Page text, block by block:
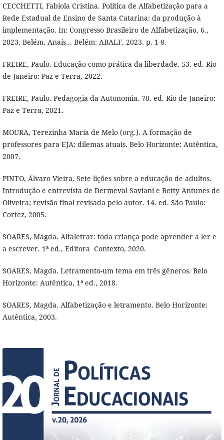
CECCHETTI, Fabíola Cristina. Política de Alfabetização para a
Rede Estadual de Ensino de Santa Catarina: da produção à
implementação. In: Congresso Brasileiro de Alfabetização, 6.,
2023, Belém. Anais... Belém: ABALF, 2023. p. 1-8.
FREIRE, Paulo. Educação como prática da liberdade. 53. ed. Rio
de Janeiro: Paz e Terra, 2022.
FREIRE, Paulo. Pedagogia da Autonomia. 70. ed. Rio de Janeiro:
Paz e Terra, 2021.
MOURA, Terezinha Maria de Melo (org.). A formação de
professores para EJA: dilemas atuais. Belo Horizonte: Autêntica,
2007.
PINTO, Álvaro Vieira. Sete lições sobre a educação de adultos.
Introdução e entrevista de Dermeval Saviani e Betty Antunes de
Oliveira; revisão final revisada pelo autor. 14. ed. São Paulo:
Cortez, 2005.
SOARES, Magda. Alfaletrar: toda criança pode aprender a ler e
a escrever. 1ª ed., Editora ‏ Contexto, 2020.
SOARES, Magda. Letramento-um tema em três gêneros. Belo
Horizonte: Autêntica, 1ª ed., 2018.
SOARES, Magda. Alfabetização e letramento. Belo Horizonte:
Autêntica, 2003.